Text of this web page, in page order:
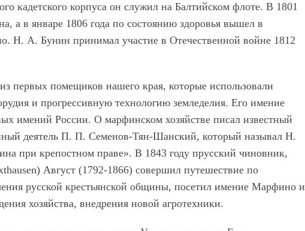
кадетского корпуса он служил на Балтийском флоте. В 1801
а в январе 1806 года по состоянию здоровья вышел в
Н. А. Бунин принимал участие в Отечественной войне 1812
первых помещиков нашего края, которые использовали
и прогрессивную технологию земледелия. Его имение
имений России. О марфинском хозяйстве писал известный
деятель П. П. Семенов-Тян-Шанский, который называл Н.
при крепостном праве». В 1843 году прусский чиновник,
Август (1792-1866) совершил путешествие по
русской крестьянской общины, посетил имение Марфино и
хозяйства, внедрения новой агротехники.